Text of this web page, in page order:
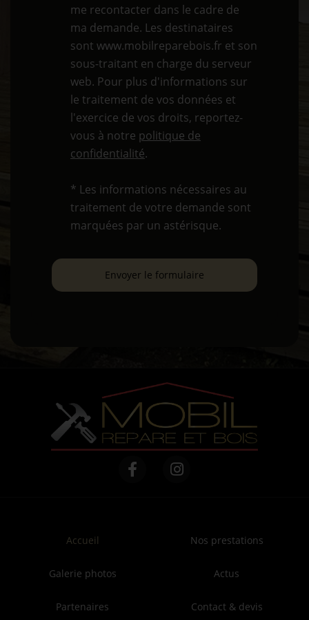
me recontacter dans le cadre de
ma demande. Les destinataires
sont www.mobilreparebois.fr et son
sous-traitant en charge du serveur
web. Pour plus d'informations sur
le traitement de vos données et
l'exercice de vos droits, reportez-
vous à notre politique de
confidentialité.
* Les informations nécessaires au
traitement de votre demande sont
marquées par un astérisque.
Envoyer le formulaire
Accueil Nos prestations
Galerie photos Actus
Partenaires Contact & devis